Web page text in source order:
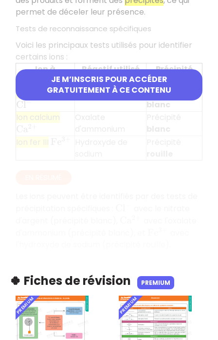
JE M’INSCRIS POUR ACCÉDER
GRATUITEMENT À CE CONTENU
permet de déceler leur présence.
Tests de reconnaissance spécifiques
Voici les principaux tests utilisés pour identifier
certains ions :
Ion à
identifier
Réactif utilisé
Précipité
formé
Ion chlorure
Cl−
Nitrate d'argent
Précipité
blanc
Ion calcium
🍀 Fiches de révision PREMIUM
PREMIUM PREMIUM